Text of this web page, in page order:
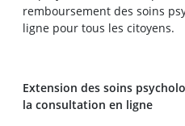
remboursement des soins
ligne pour tous les citoyens.
Extension des soins
la consultation en ligne